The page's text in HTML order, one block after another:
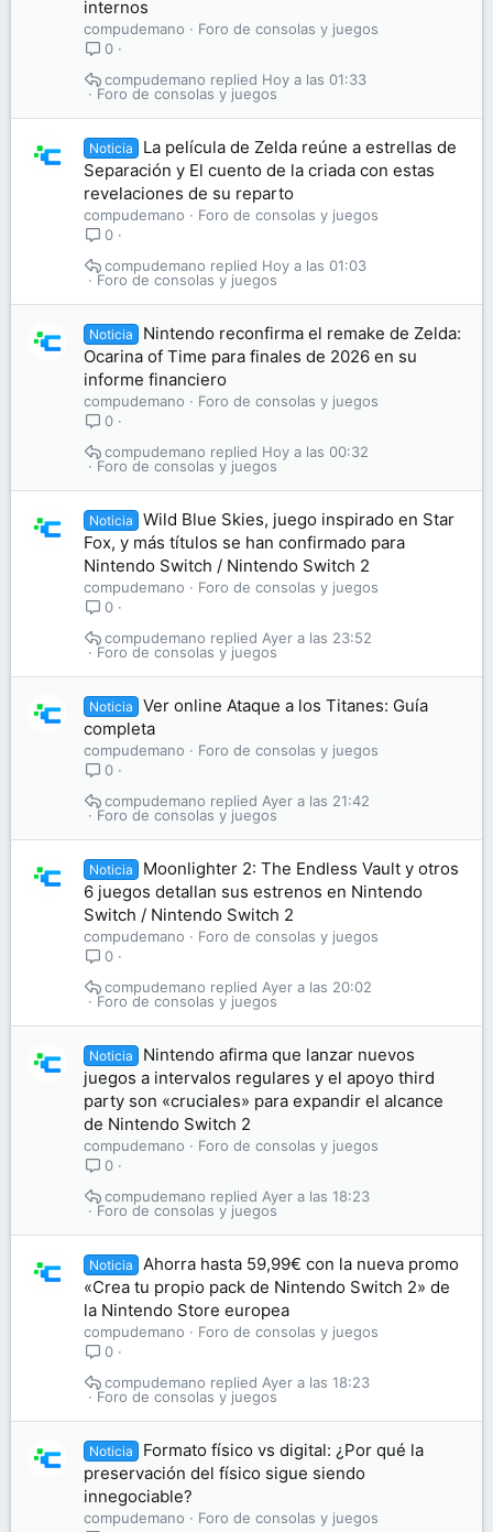
internos
compudemano
Foro de consolas y juegos
0
Foro de consolas y juegos
Hoy a las 01:33
compudemano
Noticia
La película de Zelda reúne a estrellas de
Separación y El cuento de la criada con estas
revelaciones de su reparto
compudemano
Foro de consolas y juegos
0
Foro de consolas y juegos
Hoy a las 01:03
compudemano
Noticia
Nintendo reconfirma el remake de Zelda:
Ocarina of Time para finales de 2026 en su
informe financiero
compudemano
Foro de consolas y juegos
0
Foro de consolas y juegos
Hoy a las 00:32
compudemano
Noticia
Wild Blue Skies, juego inspirado en Star
Fox, y más títulos se han confirmado para
Nintendo Switch / Nintendo Switch 2
compudemano
Foro de consolas y juegos
0
Foro de consolas y juegos
Ayer a las 23:52
compudemano
Noticia
Ver online Ataque a los Titanes: Guía
completa
compudemano
Foro de consolas y juegos
0
Foro de consolas y juegos
Ayer a las 21:42
compudemano
Noticia
Moonlighter 2: The Endless Vault y otros
6 juegos detallan sus estrenos en Nintendo
Switch / Nintendo Switch 2
compudemano
Foro de consolas y juegos
0
Foro de consolas y juegos
Ayer a las 20:02
compudemano
Noticia
Nintendo afirma que lanzar nuevos
juegos a intervalos regulares y el apoyo third
party son «cruciales» para expandir el alcance
de Nintendo Switch 2
compudemano
Foro de consolas y juegos
0
Foro de consolas y juegos
Ayer a las 18:23
compudemano
Noticia
Ahorra hasta 59,99€ con la nueva promo
«Crea tu propio pack de Nintendo Switch 2» de
la Nintendo Store europea
compudemano
Foro de consolas y juegos
0
Foro de consolas y juegos
Ayer a las 18:23
compudemano
Noticia
Formato físico vs digital: ¿Por qué la
preservación del físico sigue siendo
innegociable?
compudemano
Foro de consolas y juegos